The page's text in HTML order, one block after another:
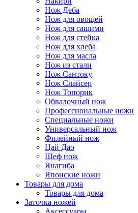
Нож Деба
Нож для овощей
Нож для сашими
Нож для стейка
Нож для хлеба
Нож для масла
Нож из стали
Нож Сантоку
Нож Слайсер
Нож Топорик
Обвалочный нож
Профессиональные ножи
Специальные ножи
Универсальный нож
Филейный нож
Цай Дао
Шеф нож
Янагиба
Японские ножи
Товары для дома
Товары для дома
Заточка ножей
Аксессуары